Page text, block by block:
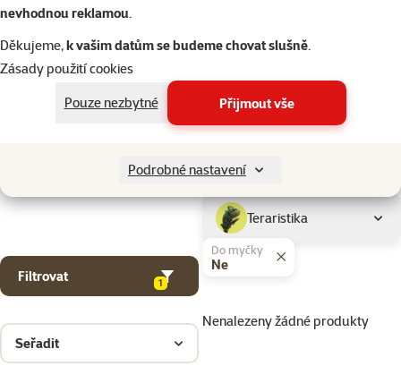
nevhodnou reklamou.
Děkujeme,k vašim datům se budeme chovat slušně.
Zásady použití cookies
Pouze nezbytné
Přijmout vše
Podrobné nastavení
Drobní savci
Ptáci
Teraristika
Filtrovat 1
Do myčky
Ne
Seřadit
Nenalezeny žádné produkty